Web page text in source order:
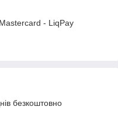
- LiqPay
безкоштовно